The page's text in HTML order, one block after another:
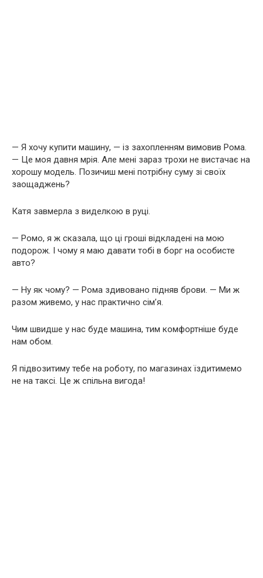
— Я хочу купити машину, — із захопленням вимовив Рома.
— Це моя давня мрія. Але мені зараз трохи не вистачає на
хорошу модель. Позичиш мені потрібну суму зі своїх
заощаджень?
Катя завмерла з виделкою в руці.
— Ромо, я ж сказала, що ці гроші відкладені на мою
подорож. І чому я маю давати тобі в борг на особисте
авто?
— Ну як чому? — Рома здивовано підняв брови. — Ми ж
разом живемо, у нас практично сім’я.
Чим швидше у нас буде машина, тим комфортніше буде
нам обом.
Я підвозитиму тебе на роботу, по магазинах їздитимемо
не на таксі. Це ж спільна вигода!